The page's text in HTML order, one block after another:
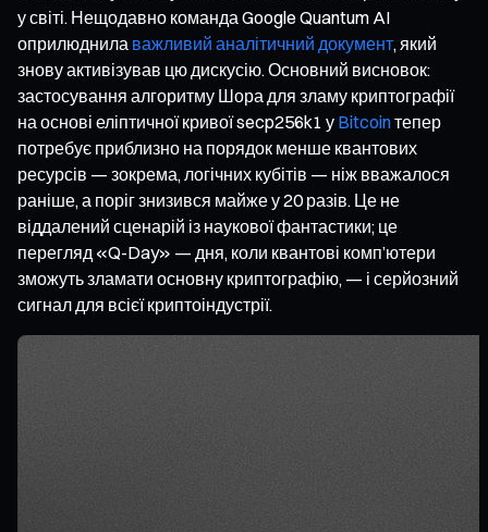
у світі. Нещодавно команда Google Quantum AI
оприлюднила важливий аналітичний документ, який
знову активізував цю дискусію. Основний висновок:
застосування алгоритму Шора для зламу криптографії
на основі еліптичної кривої secp256k1 у Bitcoinтепер
потребує приблизно на порядок менше квантових
ресурсів — зокрема, логічних кубітів — ніж вважалося
раніше, а поріг знизився майже у 20 разів. Це не
віддалений сценарій із наукової фантастики; це
перегляд «Q-Day» — дня, коли квантові комп’ютери
зможуть зламати основну криптографію, — і серйозний
сигнал для всієї криптоіндустрії.